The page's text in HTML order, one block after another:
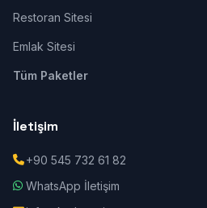
Restoran Sitesi
Emlak Sitesi
Tüm Paketler
İletişim
+90 545 732 61 82
WhatsApp İletişim